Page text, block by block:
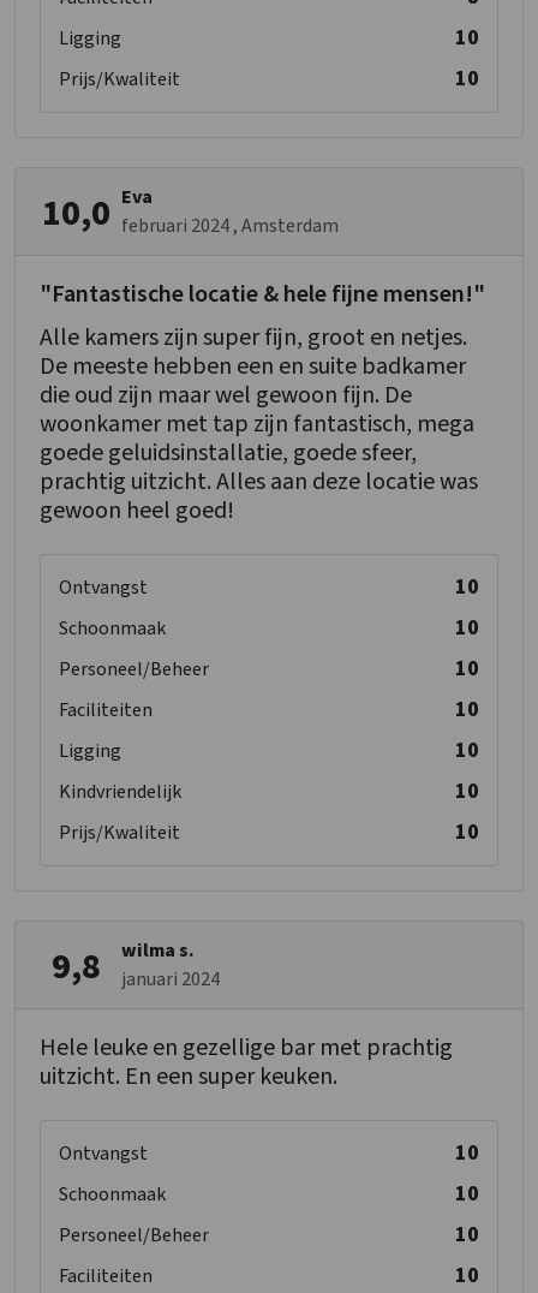
Slaapkamer 13
Slaapkamer 14
1-persoonsbed: 2
Slaapkamer 15
1-persoonsbed: 2
Slaapkamer 16
2-persoonsbed: 1
1-persoonsbed: 2
Ligging 10
Prijs/Kwaliteit 10
10,0 Eva
februari 2024, Amsterdam
"Fantastische locatie & hele fijne mensen!"
Alle kamers zijn super fijn, groot en netjes.
De meeste hebben een en suite badkamer
die oud zijn maar wel gewoon fijn. De
woonkamer met tap zijn fantastisch, mega
goede geluidsinstallatie, goede sfeer,
prachtig uitzicht. Alles aan deze locatie was
gewoon heel goed!
Ontvangst 10
Schoonmaak 10
Personeel/Beheer 10
Faciliteiten 10
Ligging 10
Kindvriendelijk 10
Prijs/Kwaliteit 10
9,8
wilma s.
januari 2024
Hele leuke en gezellige bar met prachtig
uitzicht. En een super keuken.
Ontvangst 10
Schoonmaak 10
Personeel/Beheer 10
Faciliteiten 10